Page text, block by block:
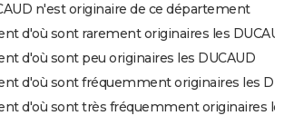
n'est originaire de ce département
d'où sont rarement originaires les
d'où sont peu originaires les DUCAUD
d'où sont fréquemment originaires les
d'où sont très fréquemment originaires